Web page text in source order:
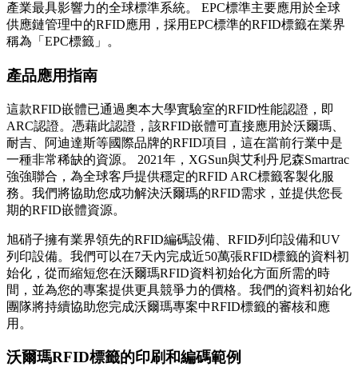
產業最具影響力的全球標準系統。 EPC標準主要應用於全球
供應鏈管理中的RFID應用，採用EPC標準的RFID標籤在業界
稱為「EPC標籤」。
產品應用指南
這款RFID嵌體已通過奧本大學實驗室的RFID性能認證，即
ARC認證。憑藉此認證，該RFID嵌體可直接應用於沃爾瑪、
耐吉、阿迪達斯等國際品牌的RFID項目，這在當前行業中是
一種非常稀缺的資源。 2021年，XGSun與艾利丹尼森Smartrac
強強聯合，為全球客戶提供穩定的RFID ARC標籤客製化服
務。我們將協助您成功解決沃爾瑪的RFID需求，並提供您長
期的RFID嵌體資源。
旭硝子擁有業界領先的RFID編碼設備、RFID列印設備和UV
列印設備。我們可以在7天內完成近50萬張RFID標籤的資料初
始化，從而縮短您在沃爾瑪RFID資料初始化方面所需的時
間，並為您的專案提供更具競爭力的價格。我們的資料初始化
團隊將持續協助您完成沃爾瑪專案中RFID標籤的審核和應
用。
沃爾瑪RFID標籤的印刷和編碼範例